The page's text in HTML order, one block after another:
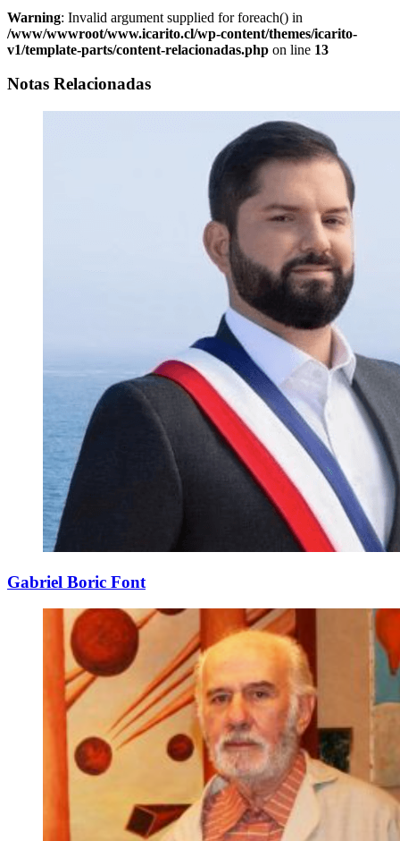
Warning: Invalid argument supplied for foreach() in
/www/wwwroot/www.icarito.cl/wp-content/themes/icarito-
v1/template-parts/content-relacionadas.php on line 13
Notas Relacionadas
Gabriel Boric Font